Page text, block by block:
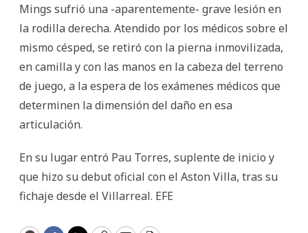
Mings sufrió una -aparentemente- grave lesión en
la rodilla derecha. Atendido por los médicos sobre el
mismo césped, se retiró con la pierna inmovilizada,
en camilla y con las manos en la cabeza del terreno
de juego, a la espera de los exámenes médicos que
determinen la dimensión del daño en esa
articulación.
En su lugar entró Pau Torres, suplente de inicio y
que hizo su debut oficial con el Aston Villa, tras su
fichaje desde el Villarreal. EFE